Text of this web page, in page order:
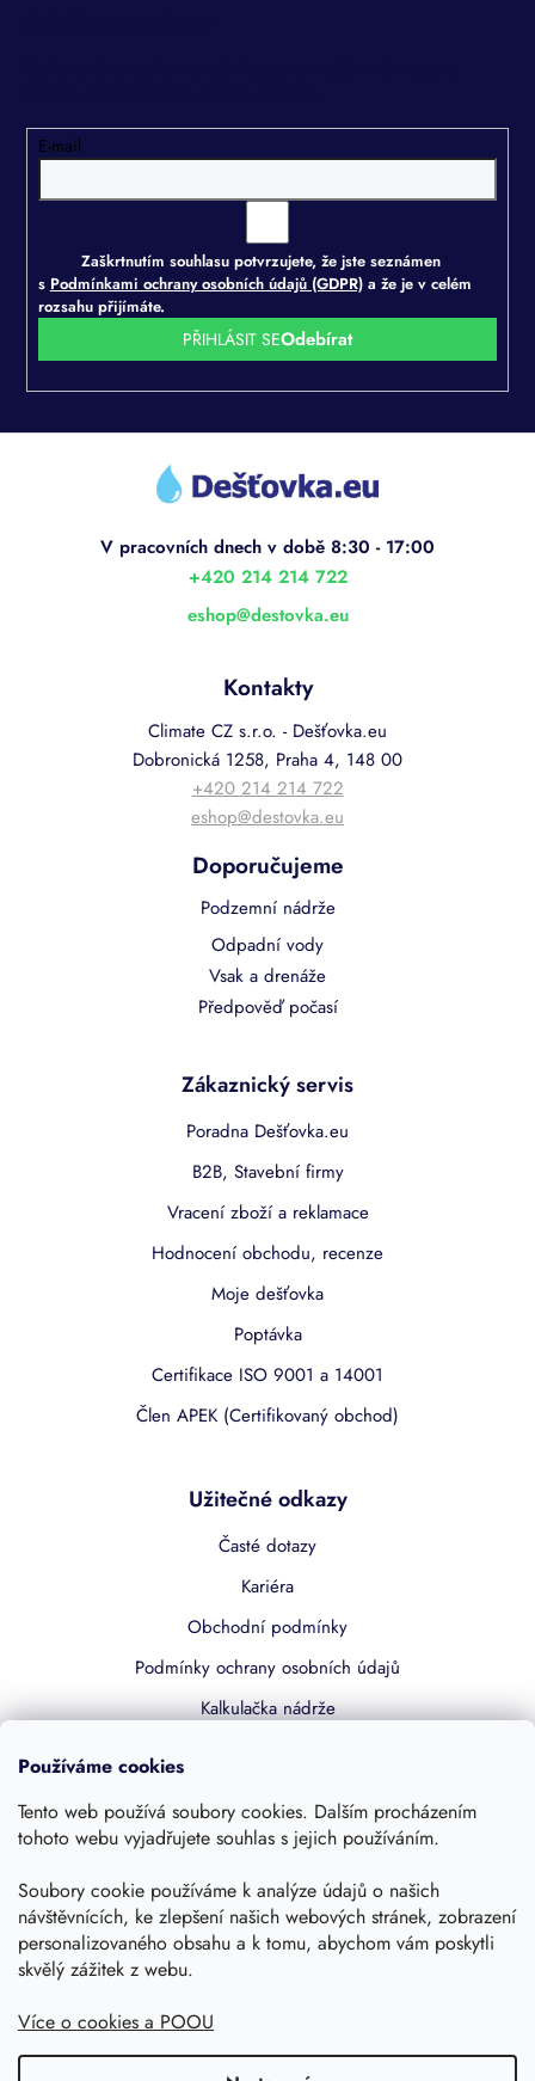
Používáme cookies
Tento web používá soubory cookies. Dalším procházením
tohoto webu vyjadřujete souhlas s jejich používáním.
Soubory cookie používáme k analýze údajů o našich
návštěvnících, ke zlepšení našich webových stránek, zobrazení
personalizovaného obsahu a k tomu, abychom vám poskytli
skvělý zážitek z webu.
Více o cookies a POOU
E-mail
Zaškrtnutím souhlasu potvrzujete, že jste seznámen
s Podmínkami ochrany osobních údajů (GDPR)a že je v celém
rozsahu přijímáte.
PŘIHLÁSIT SE
Z
eshop@destovka.eu
+420 214 214 722
Kontakty
Climate CZ s.r.o. - Dešťovka.eu
Dobronická 1258, Praha 4, 148 00
+420 214 214 722
eshop@destovka.eu
Doporučujeme
Podzemní nádrže
Odpadní vody
Vsak a drenáže
Předpověď počasí
Zákaznický servis
Poradna Dešťovka.eu
B2B, Stavební firmy
Vracení zboží a reklamace
Hodnocení obchodu, recenze
Moje dešťovka
Poptávka
Certifikace ISO 9001 a 14001
Člen APEK (Certifikovaný obchod)
Užitečné odkazy
Časté dotazy
Kariéra
Obchodní podmínky
Podmínky ochrany osobních údajů
Kalkulačka nádrže
Kontakty
Sledujte nás